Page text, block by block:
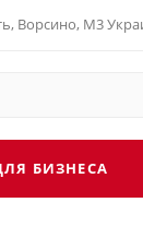
Ворсино, М3
БИЗНЕСА